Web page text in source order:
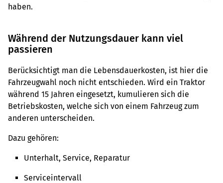
haben.
Während der Nutzungsdauer kann viel
passieren
Berücksichtigt man die Lebensdauerkosten, ist hier die
Fahrzeugwahl noch nicht entschieden. Wird ein Traktor
während 15 Jahren eingesetzt, kumulieren sich die
Betriebskosten, welche sich von einem Fahrzeug zum
anderen unterscheiden.
Dazu gehören:
Unterhalt, Service, Reparatur
Serviceintervall